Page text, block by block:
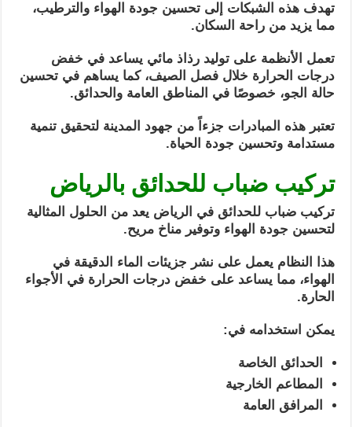
تهدف هذه الشبكات إلى تحسين جودة الهواء والترطيب،
مما يزيد من راحة السكان.
تعمل الأنظمة على توليد رذاذ مائي يساعد في خفض
درجات الحرارة خلال فصل الصيف، كما يساهم في تحسين
حالة الجو، خصوصًا في المناطق العامة والحدائق.
تعتبر هذه المبادرات جزءاً من جهود المدينة لتحقيق تنمية
مستدامة وتحسين جودة الحياة.
تركيب ضباب للحدائق بالرياض
تركيب ضباب للحدائق في الرياض يعد من الحلول المثالية
لتحسين جودة الهواء وتوفير مناخ مريح.
هذا النظام يعمل على نشر جزيئات الماء الدقيقة في
الهواء، مما يساعد على خفض درجات الحرارة في الأجواء
الحارة.
يمكن استخدامه في:
الحدائق الخاصة
المطاعم الخارجية
المرافق العامة